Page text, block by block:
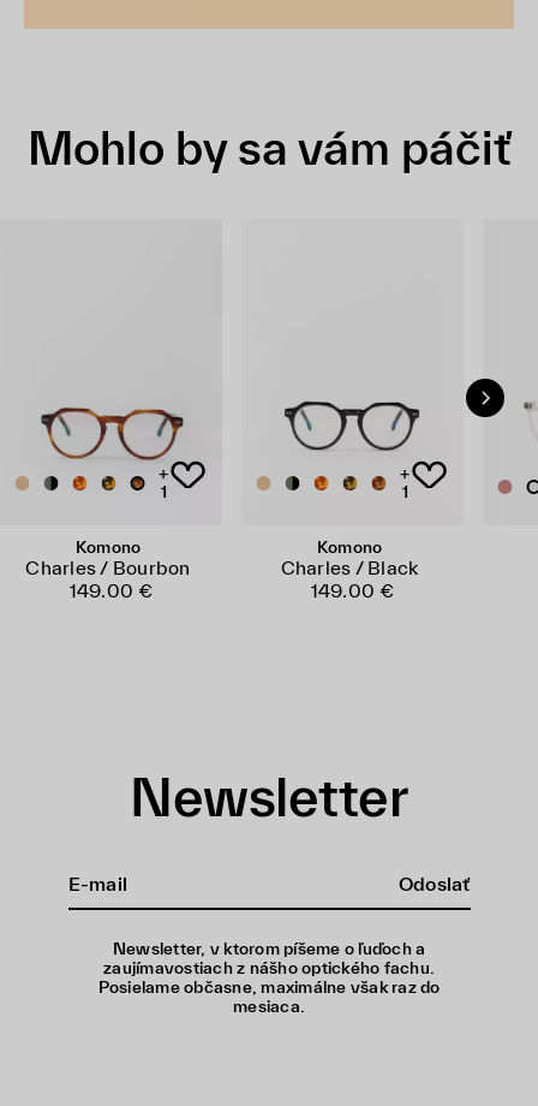
Mohlo by sa vám páčiť
+
1
Komono
Charles / Bourbon
149.00 €
+
1
Komono
Charles / Black
149.00 €
Newsletter
Odoslať
Newsletter, v ktorom píšeme o ľuďoch a
zaujímavostiach z nášho optického fachu.
Posielame občasne, maximálne však raz do
mesiaca.